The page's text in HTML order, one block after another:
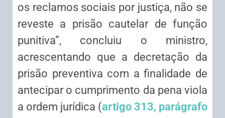
os reclamos sociais por justiça, não se
reveste a prisão cautelar de função
punitiva”, concluiu o ministro,
acrescentando que a decretação da
prisão preventiva com a finalidade de
antecipar o cumprimento da pena viola
a ordem jurídica (artigo 313, parágrafo